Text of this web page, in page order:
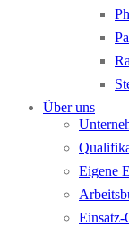
Über uns
Eigene
Einsatz-